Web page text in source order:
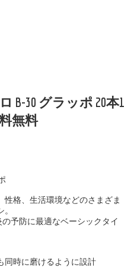
B-30 グラッポ 20本1
無料
格、生活環境などのさまざま
予防に最適なベーシックタイ
同時に磨けるように設計